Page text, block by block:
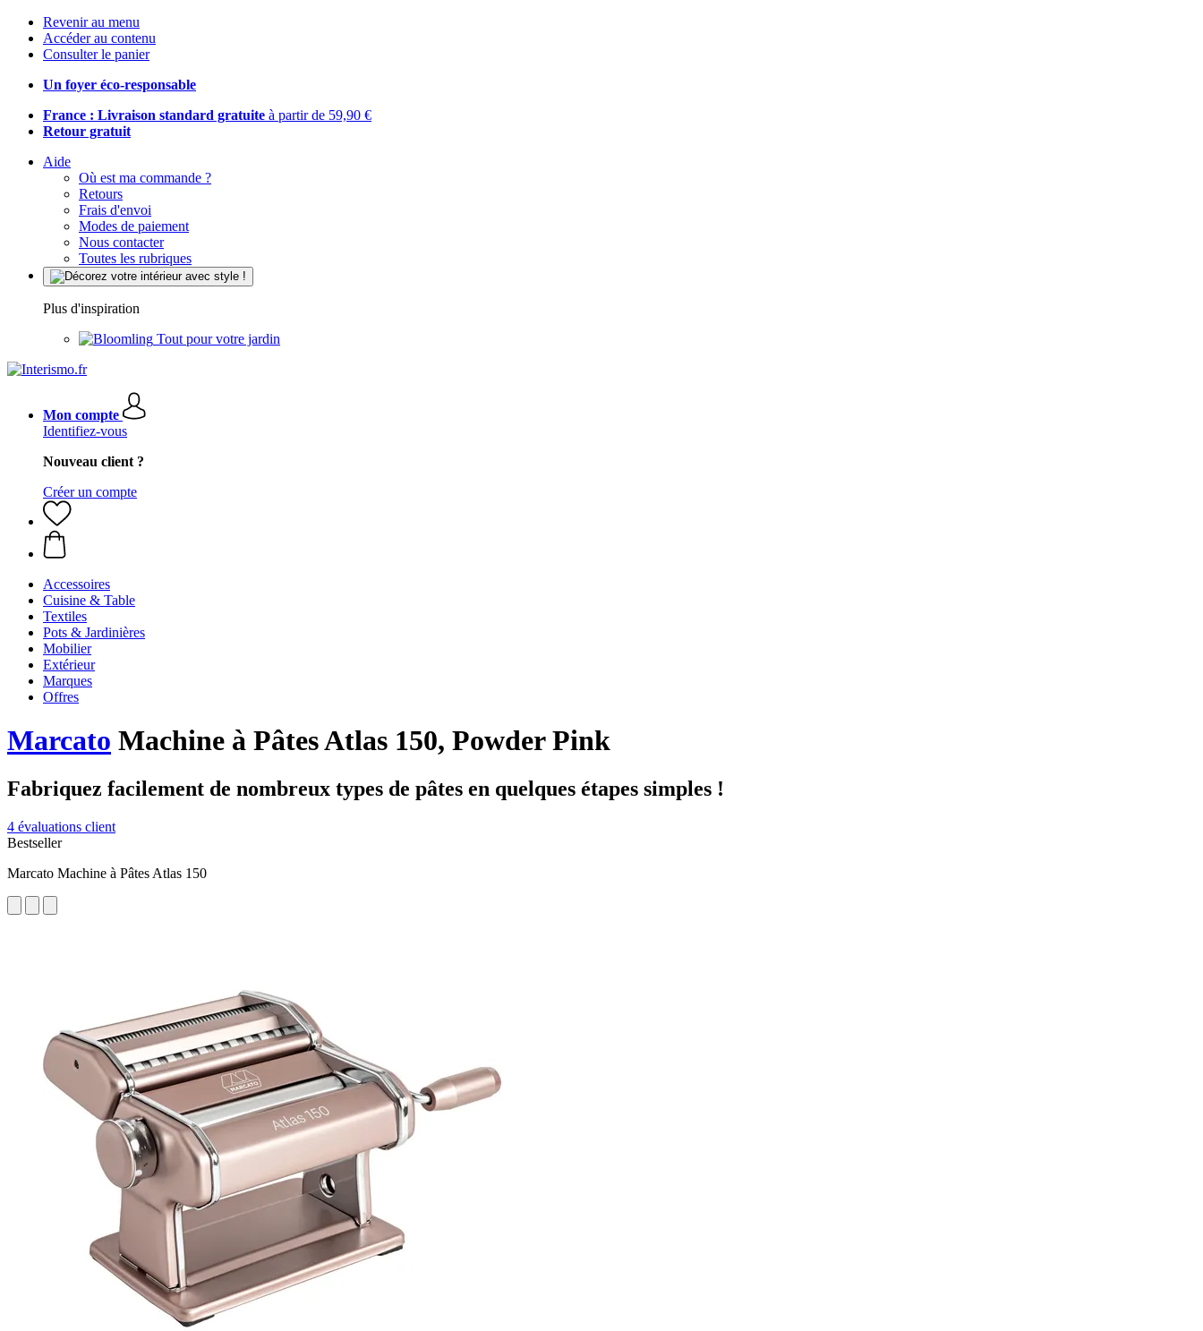
Revenir au menu
Accéder au contenu
Consulter le panier
Un foyer éco-responsable
France : Livraison standard gratuite à partir de 59,90 €
Retour gratuit
Aide
Où est ma commande ?
Retours
Frais d'envoi
Modes de paiement
Nous contacter
Toutes les rubriques
Plus d'inspiration
Tout pour votre jardin
Mon compte
Identifiez-vous
Nouveau client ?
Créer un compte
Accessoires
Cuisine & Table
Textiles
Pots & Jardinières
Mobilier
Extérieur
Marques
Offres
Marcato Machine à Pâtes Atlas 150, Powder Pink
Fabriquez facilement de nombreux types de pâtes en quelques étapes simples !
4 évaluations client
Bestseller
Marcato Machine à Pâtes Atlas 150